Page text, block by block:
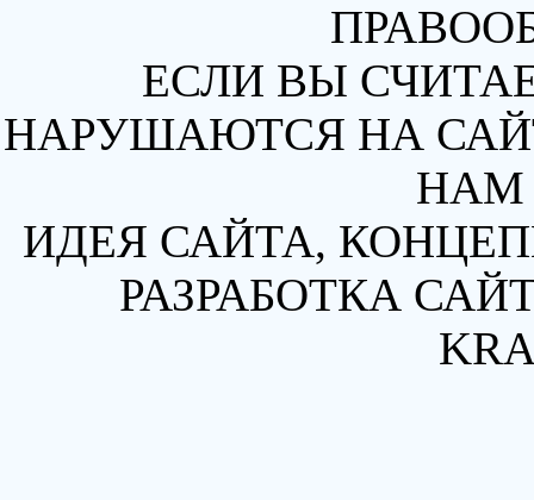
ЕСЛИ ВЫ
НАРУШАЮТСЯ НА
НАМ
ИДЕЯ САЙТА,
РАЗРАБОТКА